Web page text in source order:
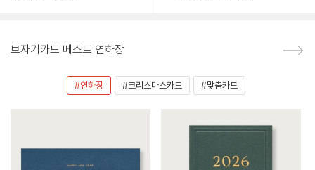
보자기카드 베스트 연하장
#연하장 #크리스마스카드 #맞춤카드